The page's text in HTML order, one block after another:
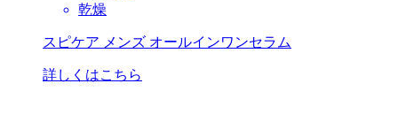
乾燥
スピケア メンズ オールインワンセラム
詳しくはこちら